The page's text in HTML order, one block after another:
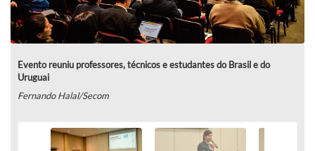
Evento reuniu professores, técnicos e estudantes do Brasil e do
Uruguai
Fernando Halal/Secom